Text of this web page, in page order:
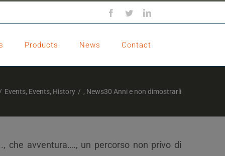
Facebook
TwitterLinkedIn
Products News Contact
/ Events, Events, History / , News30 Anni e non dimostrarli
che avventura…., un percorso non privo di